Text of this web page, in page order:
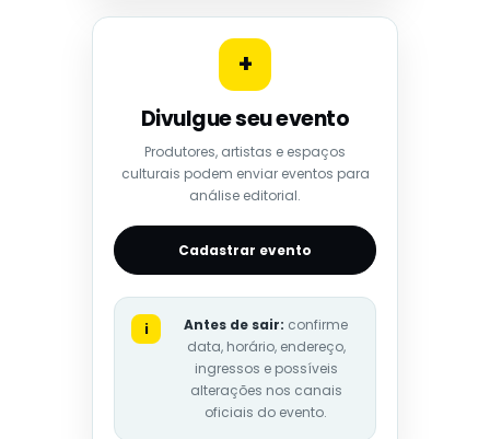
+
Divulgue seu evento
Produtores, artistas e espaços
culturais podem enviar eventos para
análise editorial.
Cadastrar evento
i Antes de sair: confirme
data, horário, endereço,
ingressos e possíveis
alterações nos canais
oficiais do evento.